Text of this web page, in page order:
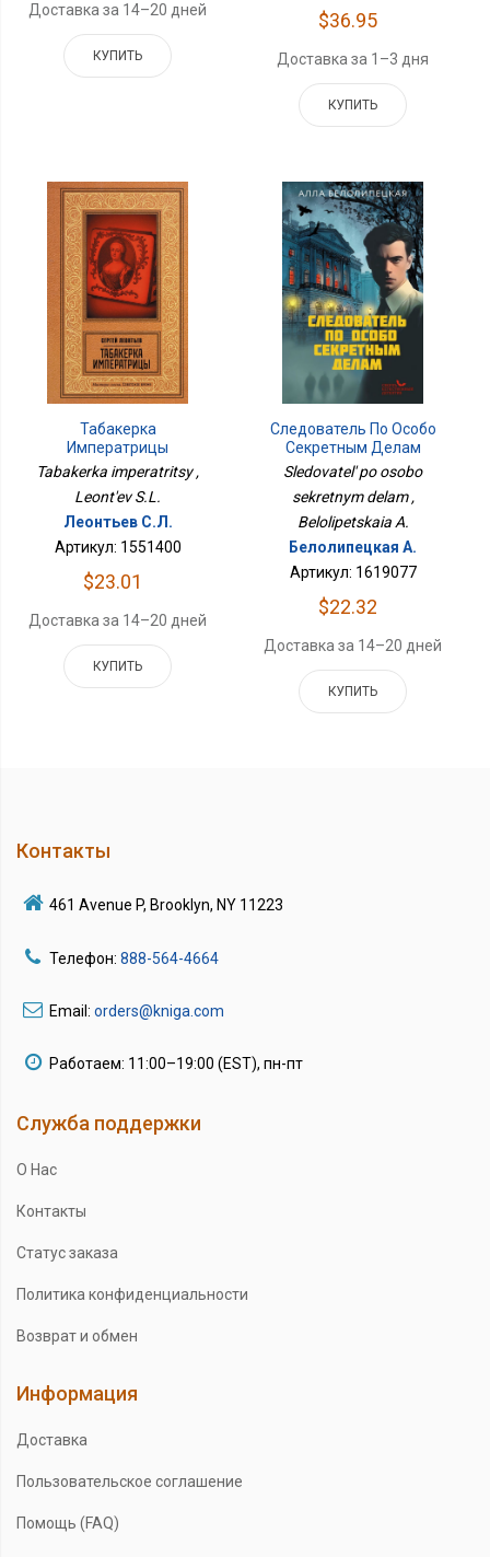
Доставка за 14–20 дней
КУПИТЬ
$36.95
Доставка за 1–3 дня
КУПИТЬ
Табакерка
Императрицы
Tabakerka imperatritsy ,
Leont'ev S.L.
Леонтьев С.Л.
Артикул: 1551400
$23.01
Доставка за 14–20 дней
КУПИТЬ
Следователь По Особо
Секретным Делам
Sledovatel' po osobo
sekretnym delam ,
Belolipetskaia A.
Белолипецкая А.
Артикул: 1619077
$22.32
Доставка за 14–20 дней
КУПИТЬ
Контакты
461 Avenue P, Brooklyn, NY 11223
Телефон: 888-564-4664
Email: orders@kniga.com
Работаем: 11:00–19:00 (EST), пн-пт
Служба поддержки
О Нас
Контакты
Статус заказа
Политика конфиденциальности
Возврат и обмен
Информация
Доставка
Пользовательское соглашение
Помощь (FAQ)